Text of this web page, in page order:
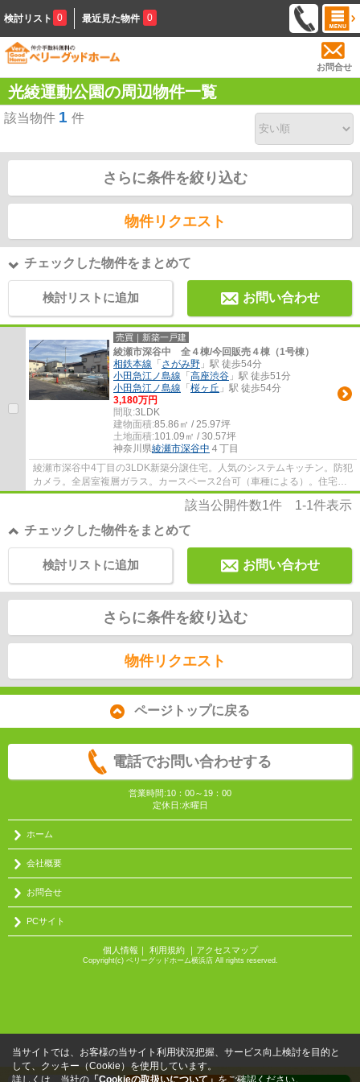
検討リスト 0 最近見た物件 0
お問合せ
光綾運動公園の周辺物件一覧
該当物件 1 件
さらに条件を絞り込む
物件リクエスト
チェックした物件をまとめて
検討リストに追加 お問い合わせ
売買｜新築一戸建
綾瀬市深谷中 全４棟/今回販売４棟（1号棟）
相鉄本線 「 さがみ野 」駅 徒歩54分
小田急江ノ島線 「 高座渋谷 」駅 徒歩51分
小田急江ノ島線 「 桜ヶ丘 」駅 徒歩54分
3,180万円
間取:3LDK
建物面積:85.86㎡ / 25.97坪
土地面積:101.09㎡ / 30.57坪
神奈川県綾瀬市深谷中 ４丁目
綾瀬市深谷中4丁目の3LDK新築分譲住宅。人気のシステムキッチン。防犯
カメラ。全居室複層ガラス。カースペース2台可（車種による）。住宅性
能表示制度対応(耐震等級3）フラット35S（金...
該当公開件数1件 1-1件表示
チェックした物件をまとめて
お問い合わせ
検討リストに追加
さらに条件を絞り込む
物件リクエスト
ページトップに戻る
電話でお問い合わせする
営業時間:10：00～19：00
定休日:水曜日
ホーム
会社概要
お問合せ
PCサイト
個人情報 ｜ 利用規約｜ アクセスマップ
Copyright(c) ベリーグッドホーム横浜店 All rights reserved.
当サイトでは、お客様の当サイト利用状況把握、サービス向上検討を目的と
して、クッキー（Cookie）を使用しています。
詳しくは、当社の 「Cookieの取扱いについて」 をご確認ください。